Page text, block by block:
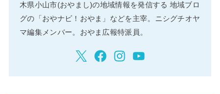
木県小山市(おやまし)の地域情報を発信する 地域ブロ
グの「おやナビ！おやま」などを主宰。ニシグチオヤ
マ編集メンバー。おやま広報特派員。